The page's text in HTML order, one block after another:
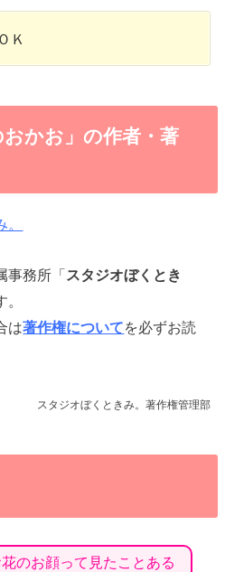
Ｋ
かお」の作者・著
務所「 スタジオぼくとき
は著作権についてを必ずお読
スタジオぼくときみ。著作権管理部
のお顔って見たことある